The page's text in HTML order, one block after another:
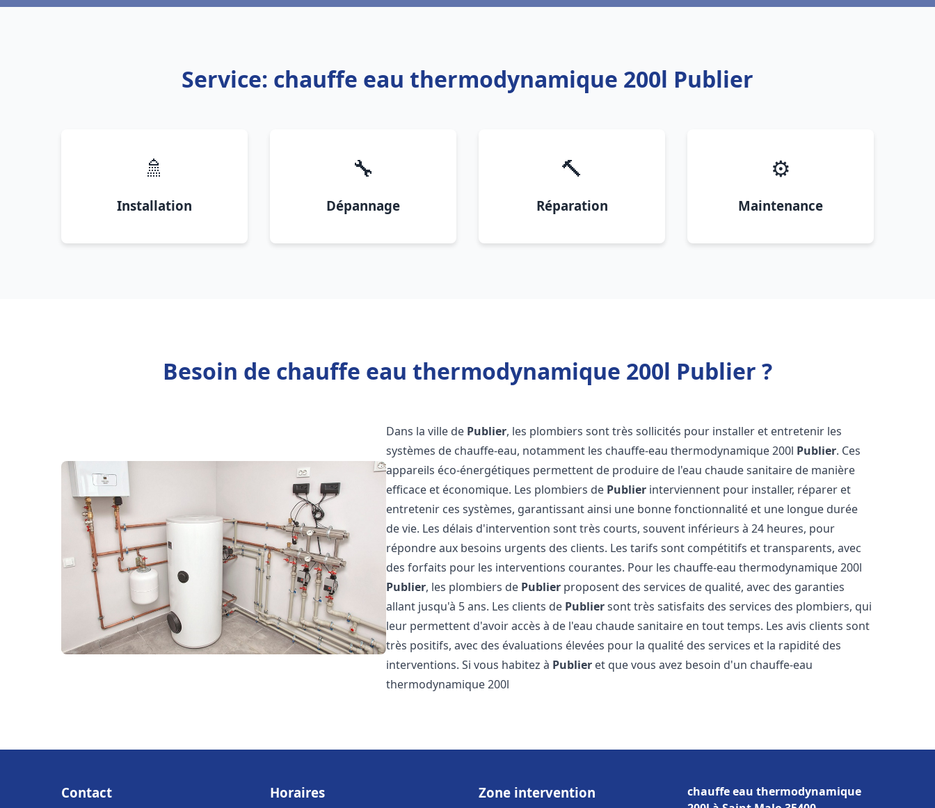
Service: chauffe eau thermodynamique 200l Publier
🚿
Installation
🔧
Dépannage
🔨
Réparation
⚙️
Maintenance
Besoin de chauffe eau thermodynamique 200l Publier ?
Dans la ville de Publier, les plombiers sont très sollicités pour installer et entretenir les
systèmes de chauffe-eau, notamment les chauffe-eau thermodynamique 200l Publier. Ces
appareils éco-énergétiques permettent de produire de l'eau chaude sanitaire de manière
efficace et économique. Les plombiers de Publier interviennent pour installer, réparer et
entretenir ces systèmes, garantissant ainsi une bonne fonctionnalité et une longue durée
de vie. Les délais d'intervention sont très courts, souvent inférieurs à 24 heures, pour
répondre aux besoins urgents des clients. Les tarifs sont compétitifs et transparents, avec
des forfaits pour les interventions courantes. Pour les chauffe-eau thermodynamique 200l
Publier, les plombiers de Publier proposent des services de qualité, avec des garanties
allant jusqu'à 5 ans. Les clients de Publiersont très satisfaits des services des plombiers, qui
leur permettent d'avoir accès à de l'eau chaude sanitaire en tout temps. Les avis clients sont
très positifs, avec des évaluations élevées pour la qualité des services et la rapidité des
interventions. Si vous habitez à Publier et que vous avez besoin d'un chauffe-eau
thermodynamique 200l
Contact Horaires Zone intervention
chauffe eau thermodynamique